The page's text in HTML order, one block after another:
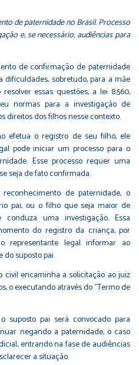
de paternidade no Brasil. Processo
e, se necessário, audiências para
de confirmação de paternidade
sobretudo, para a mãe
essas questões, a lei 8.560,
normas para a investigação de
direitos dos filhos nesse contexto.
efetua o registro de seu filho, ele
pode iniciar um processo para o
Esse processo requer uma
seja de fato confirmada.
de paternidade, o
pai, ou o filho que seja maior de
uma investigação. Essa
do registro da criança, por
representante legal informar ao
suposto pai.
civil encaminha a solicitação ao juiz
o executando através do "Termo de
suposto pai será convocado para
negando a paternidade, o caso
entrando na fase de audiências
a situação.